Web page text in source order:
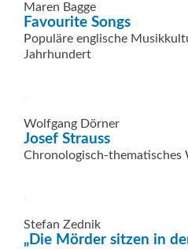
Maren Bagge
Favourite Songs
Populäre englische
Jahrhundert
Wolfgang Dörner
Josef Strauss
Chronologisch-thematisches
Stefan Zednik
„Die Mörder sitzen in